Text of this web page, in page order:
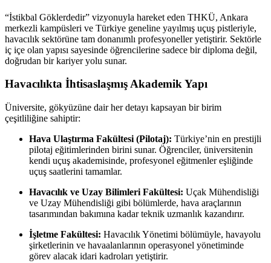
“İstikbal Göklerdedir” vizyonuyla hareket eden THKÜ, Ankara
merkezli kampüsleri ve Türkiye geneline yayılmış uçuş pistleriyle,
havacılık sektörüne tam donanımlı profesyoneller yetiştirir. Sektörle
iç içe olan yapısı sayesinde öğrencilerine sadece bir diploma değil,
doğrudan bir kariyer yolu sunar.
Havacılıkta İhtisaslaşmış Akademik Yapı
Üniversite, gökyüzüne dair her detayı kapsayan bir birim
çeşitliliğine sahiptir:
Hava Ulaştırma Fakültesi (Pilotaj): Türkiye’nin en prestijli
pilotaj eğitimlerinden birini sunar. Öğrenciler, üniversitenin
kendi uçuş akademisinde, profesyonel eğitmenler eşliğinde
uçuş saatlerini tamamlar.
Havacılık ve Uzay Bilimleri Fakültesi: Uçak Mühendisliği
ve Uzay Mühendisliği gibi bölümlerde, hava araçlarının
tasarımından bakımına kadar teknik uzmanlık kazandırır.
İşletme Fakültesi: Havacılık Yönetimi bölümüyle, havayolu
şirketlerinin ve havaalanlarının operasyonel yönetiminde
görev alacak idari kadroları yetiştirir.